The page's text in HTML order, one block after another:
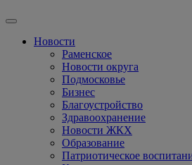
Новости
Раменское
Новости округа
Подмосковье
Бизнес
Благоустройство
Здравоохранение
Новости ЖКХ
Образование
Патриотическое